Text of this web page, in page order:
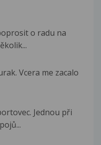
o radu na
Vcera me zacalo
Jednou při